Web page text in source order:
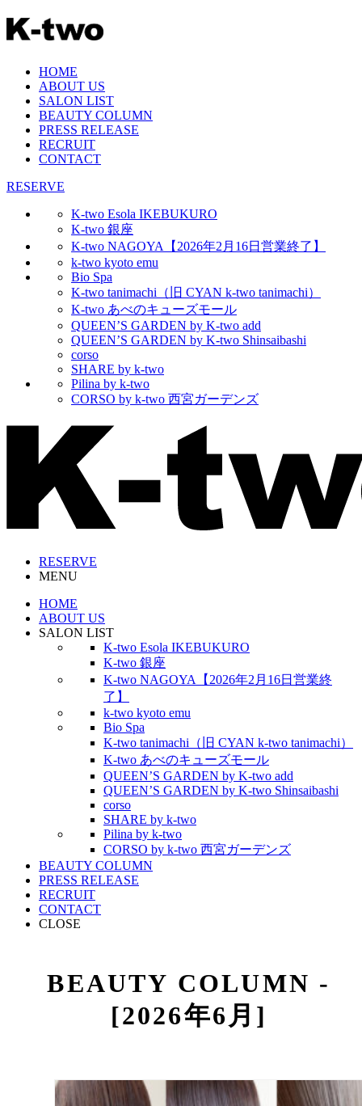
HOME
ABOUT US
SALON LIST
BEAUTY COLUMN
PRESS RELEASE
RECRUIT
CONTACT
RESERVE
K-two Esola IKEBUKURO
K-two 銀座
K-two NAGOYA【2026年2月16日営業終了】
k-two kyoto emu
Bio Spa
K-two tanimachi（旧 CYAN k-two tanimachi）
K-two あべのキューズモール
QUEEN’S GARDEN by K-two add
QUEEN’S GARDEN by K-two Shinsaibashi
corso
SHARE by k-two
Pilina by k-two
CORSO by k-two 西宮ガーデンズ
RESERVE
MENU
HOME
ABOUT US
SALON LIST
K-two Esola IKEBUKURO
K-two 銀座
K-two NAGOYA【2026年2月16日営業終
了】
k-two kyoto emu
Bio Spa
K-two tanimachi（旧 CYAN k-two tanimachi）
K-two あべのキューズモール
QUEEN’S GARDEN by K-two add
QUEEN’S GARDEN by K-two Shinsaibashi
corso
SHARE by k-two
Pilina by k-two
CORSO by k-two 西宮ガーデンズ
BEAUTY COLUMN
PRESS RELEASE
RECRUIT
CONTACT
CLOSE
BEAUTY COLUMN -
[2026年6月]